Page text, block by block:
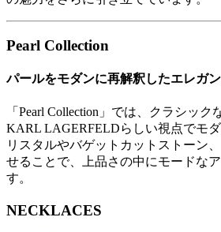
Pearl Collection
パールをモダンに再解釈したエレガ
「Pearl Collection」では、クラシッ
KARL LAGERFELDらしい視点でモ
リスタルやバゲットカットストーン
せることで、上品さの中にモードな
す。
NECKLACES